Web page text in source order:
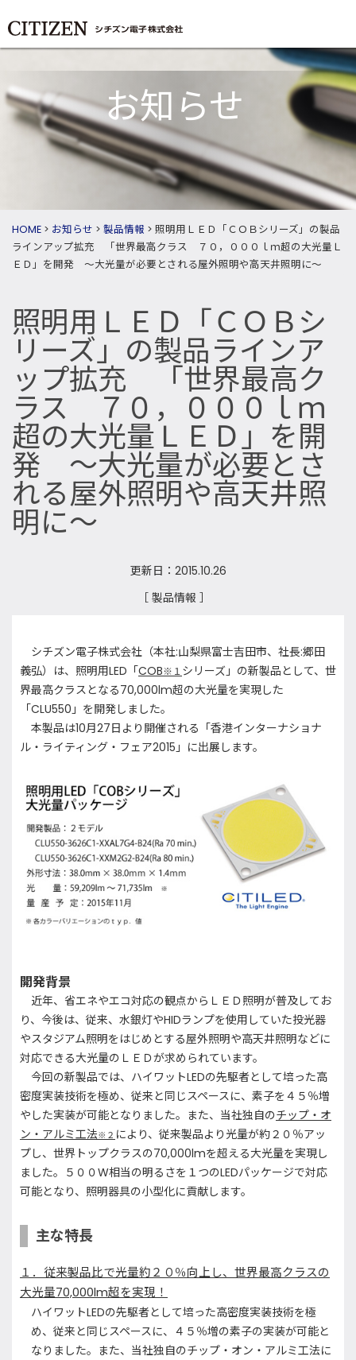
お知らせ
HOME > お知らせ > 製品情報 > 照明用ＬＥＤ「ＣＯＢシリーズ」の製品
ラインアップ拡充 「世界最高クラス ７０，０００ｌｍ超の大光量Ｌ
ＥＤ」を開発 ～大光量が必要とされる屋外照明や高天井照明に～
照明用ＬＥＤ「ＣＯＢシ
リーズ」の製品ラインア
ップ拡充 「世界最高ク
ラス ７０，０００ｌｍ
超の大光量ＬＥＤ」を開
発 ～大光量が必要とさ
れる屋外照明や高天井照
明に～
更新日：2015.10.26
［ 製品情報 ］
シチズン電子株式会社（本社:山梨県富士吉田市、社長:郷田
義弘）は、照明用LED「COB※ １シリーズ」の新製品として、世
界最高クラスとなる70,000lm超の大光量を実現した
「CLU550」を開発しました。
本製品は10月27日より開催される「香港インターナショナ
ル・ライティング・フェア2015」に出展します。
開発背景
近年、省エネやエコ対応の観点からＬＥＤ照明が普及してお
り、今後は、従来、水銀灯やHIDランプを使用していた投光器
やスタジアム照明をはじめとする屋外照明や高天井照明などに
対応できる大光量のＬＥＤが求められています。
今回の新製品では、ハイワットLEDの先駆者として培った高
密度実装技術を極め、従来と同じスペースに、素子を４５％増
やした実装が可能となりました。また、当社独自のチップ・オ
ン・アルミ工法※ ２ により、従来製品より光量が約２０％アッ
プし、世界トップクラスの70,000lmを超える大光量を実現し
ました。５００W相当の明るさを１つのLEDパッケージで対応
可能となり、照明器具の小型化に貢献します。
主な特長
１．従来製品比で光量約２０％向上し、世界最高クラスの
大光量70,000lm超を実現！
ハイワットLEDの先駆者として培った高密度実装技術を極
め、従来と同じスペースに、４５％増の素子の実装が可能と
なりました。また、当社独自のチップ・オン・アルミ工法に